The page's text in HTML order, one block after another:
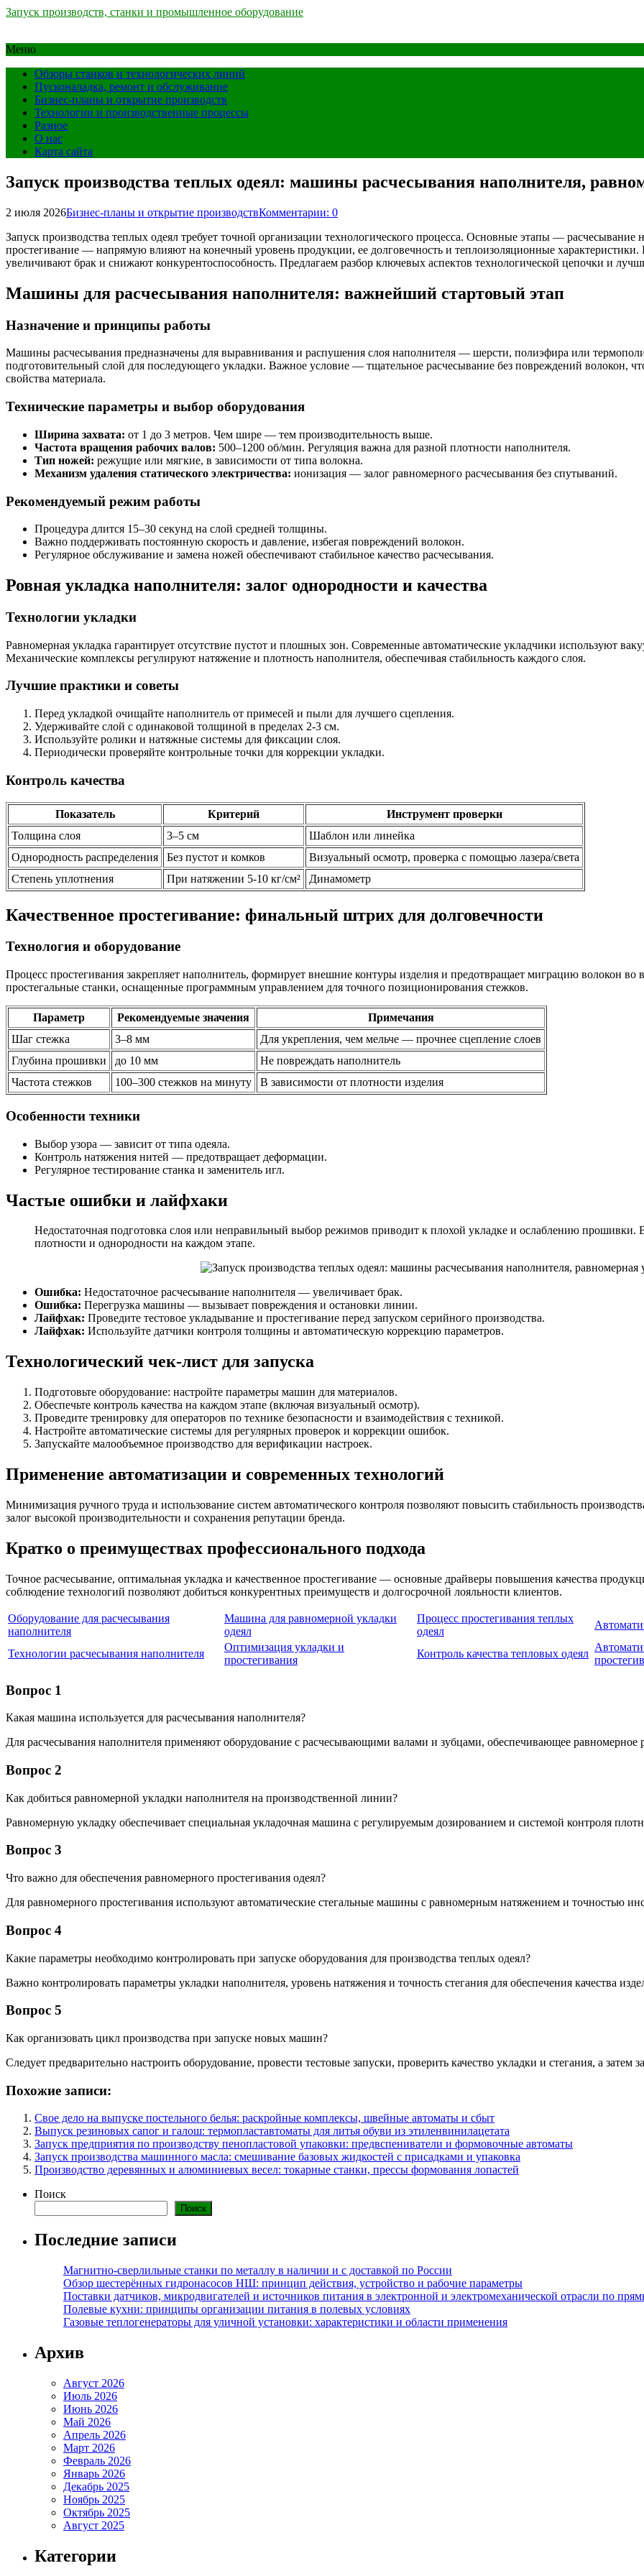
Запуск производств, станки и промышленное оборудование
Меню
Обзоры станков и технологических линий
Пусконаладка, ремонт и обслуживание
Бизнес-планы и открытие производств
Технологии и производственные процессы
Разное
О нас
Карта сайта
Запуск производства теплых одеял: машины расчесывания наполнителя,
2 июля 2026Бизнес-планы и открытие производствКомментарии: 0
Запуск производства теплых одеял требует точной организации технологического процесса. Основные этапы — расчесывание
простегивание — напрямую влияют на конечный уровень продукции, ее долговечность и теплоизоляционные характеристики.
увеличивают брак и снижают конкурентоспособность. Предлагаем разбор ключевых аспектов технологической цепочки и
Машины для расчесывания наполнителя: важнейший стартовый этап
Назначение и принципы работы
Машины расчесывания предназначены для выравнивания и распушения слоя наполнителя — шерсти, полиэфира или
подготовительный слой для последующего укладки. Важное условие — тщательное расчесывание без повреждений волокон,
свойства материала.
Технические параметры и выбор оборудования
Ширина захвата: от 1 до 3 метров. Чем шире — тем производительность выше.
Частота вращения рабочих валов: 500–1200 об/мин. Регуляция важна для разной плотности наполнителя.
Тип ножей: режущие или мягкие, в зависимости от типа волокна.
Механизм удаления статического электричества: ионизация — залог равномерного расчесывания без спутываний.
Рекомендуемый режим работы
Процедура длится 15–30 секунд на слой средней толщины.
Важно поддерживать постоянную скорость и давление, избегая повреждений волокон.
Регулярное обслуживание и замена ножей обеспечивают стабильное качество расчесывания.
Ровная укладка наполнителя: залог однородности и качества
Технологии укладки
Равномерная укладка гарантирует отсутствие пустот и плошных зон. Современные автоматические укладчики используют
Механические комплексы регулируют натяжение и плотность наполнителя, обеспечивая стабильность каждого слоя.
Лучшие практики и советы
Перед укладкой очищайте наполнитель от примесей и пыли для лучшего сцепления.
Удерживайте слой с одинаковой толщиной в пределах 2-3 см.
Используйте ролики и натяжные системы для фиксации слоя.
Периодически проверяйте контрольные точки для коррекции укладки.
Контроль качества
Показатель Критерий
Инструмент проверки
Толщина слоя
3–5 см
Шаблон или линейка
Однородность распределения
Без пустот и комков
Визуальный осмотр, проверка с помощью лазера/света
Степень уплотнения
При натяжении 5-10 кг/см² Динамометр
Качественное простегивание: финальный штрих для долговечности
Технология и оборудование
Процесс простегивания закрепляет наполнитель, формирует внешние контуры изделия и предотвращает миграцию волокон
простегальные станки, оснащенные программным управлением для точного позиционирования стежков.
Параметр Рекомендуемые значения
Примечания
Шаг стежка
3–8 мм
Для укрепления, чем мельче — прочнее сцепление слоев
Глубина прошивки
до 10 мм
Не повреждать наполнитель
Частота стежков
100–300 стежков на минуту В зависимости от плотности изделия
Особенности техники
Выбор узора — зависит от типа одеяла.
Контроль натяжения нитей — предотвращает деформации.
Регулярное тестирование станка и заменитель игл.
Частые ошибки и лайфхаки
Недостаточная подготовка слоя или неправильный выбор режимов приводит к плохой укладке и ослаблению прошивки.
плотности и однородности на каждом этапе.
Ошибка: Недостаточное расчесывание наполнителя — увеличивает брак.
Ошибка: Перегрузка машины — вызывает повреждения и остановки линии.
Лайфхак: Проведите тестовое укладывание и простегивание перед запуском серийного производства.
Лайфхак: Используйте датчики контроля толщины и автоматическую коррекцию параметров.
Технологический чек-лист для запуска
Подготовьте оборудование: настройте параметры машин для материалов.
Обеспечьте контроль качества на каждом этапе (включая визуальный осмотр).
Проведите тренировку для операторов по технике безопасности и взаимодействия с техникой.
Настройте автоматические системы для регулярных проверок и коррекции ошибок.
Запускайте малообъемное производство для верификации настроек.
Применение автоматизации и современных технологий
Минимизация ручного труда и использование систем автоматического контроля позволяют повысить стабильность
залог высокой производительности и сохранения репутации бренда.
Кратко о преимуществах профессионального подхода
Точное расчесывание, оптимальная укладка и качественное простегивание — основные драйверы повышения качества
соблюдение технологий позволяют добиться конкурентных преимуществ и долгосрочной лояльности клиентов.
Оборудование для расчесывания
наполнителя
Машина для равномерной укладки
одеял
Процесс простегивания теплых
одеял
Технологии расчесывания наполнителя
Оптимизация укладки и
простегивания
Контроль качества тепловых одеял
Вопрос 1
Какая машина используется для расчесывания наполнителя?
Для расчесывания наполнителя применяют оборудование с расчесывающими валами и зубцами, обеспечивающее равномерное
Вопрос 2
Как добиться равномерной укладки наполнителя на производственной линии?
Равномерную укладку обеспечивает специальная укладочная машина с регулируемым дозированием и системой контроля
Вопрос 3
Что важно для обеспечения равномерного простегивания одеял?
Для равномерного простегивания используют автоматические стегальные машины с равномерным натяжением и точностью
Вопрос 4
Какие параметры необходимо контролировать при запуске оборудования для производства теплых одеял?
Важно контролировать параметры укладки наполнителя, уровень натяжения и точность стегания для обеспечения качества
Вопрос 5
Как организовать цикл производства при запуске новых машин?
Следует предварительно настроить оборудование, провести тестовые запуски, проверить качество укладки и стегания, а затем
Похожие записи:
Свое дело на выпуске постельного белья: раскройные комплексы, швейные автоматы и сбыт
Выпуск резиновых сапог и галош: термопластавтоматы для литья обуви из этиленвинилацетата
Запуск предприятия по производству пенопластовой упаковки: предвспениватели и формовочные автоматы
Запуск производства машинного масла: смешивание базовых жидкостей с присадками и упаковка
Производство деревянных и алюминиевых весел: токарные станки, прессы формования лопастей
Поиск
Поиск
Последние записи
Магнитно-сверлильные станки по металлу в наличии и с доставкой по России
Обзор шестерённых гидронасосов НШ: принцип действия, устройство и рабочие параметры
Поставки датчиков, микродвигателей и источников питания в электронной и электромеханической отрасли по
Полевые кухни: принципы организации питания в полевых условиях
Газовые теплогенераторы для уличной установки: характеристики и области применения
Архив
Август 2026
Июль 2026
Июнь 2026
Май 2026
Апрель 2026
Март 2026
Февраль 2026
Январь 2026
Декабрь 2025
Ноябрь 2025
Октябрь 2025
Август 2025
Категории